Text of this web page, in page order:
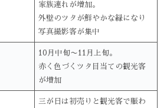
家族連れが増加。
外壁のツタが鮮やかな緑になり
写真撮影客が集中
10月中旬〜11月上旬。
赤く色づくツタ目当ての観光客
が増加
三が日は初売りと観光客で賑わ